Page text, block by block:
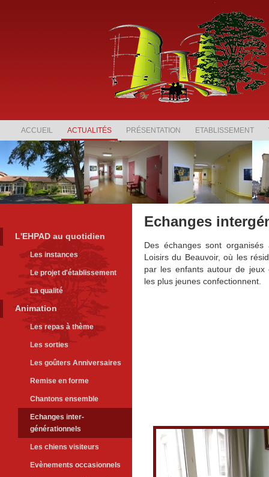
ACCUEIL ACTUALITÉS PRÉSENTATION ETABLISSEMENT
L'EHPAD au quotidien
Les instances
Le projet d'établissement
La qualité
Animation
Les repas à thème
Les sorties
Les goûters Anniversaires
Remise en forme
Chantons ensemble
Echanges inter-
générationnels
Les chiens visiteurs
Evènements occasionnels
Echanges
Des échanges sont
Loisirs du Beauvoir, où les
par les enfants autour de jeux
les plus jeunes confectionnent.